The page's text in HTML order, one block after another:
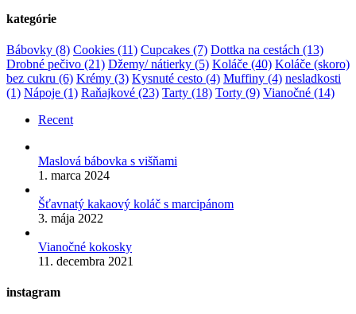
kategórie
Bábovky (8) Cookies (11) Cupcakes (7) Dottka na cestách (13)
Drobné pečivo (21) Džemy/ nátierky (5) Koláče (40) Koláče (skoro)
bez cukru (6) Krémy (3) Kysnuté cesto (4) Muffiny (4) nesladkosti
(1) Nápoje (1) Raňajkové (23) Tarty (18) Torty (9) Vianočné (14)
Recent
Maslová bábovka s višňami
1. marca 2024
Šťavnatý kakaový koláč s marcipánom
3. mája 2022
Vianočné kokosky
11. decembra 2021
instagram